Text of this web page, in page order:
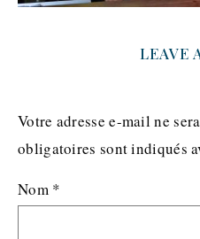
LEAVE
Votre adresse e-mail ne
obligatoires sont indiqués
Nom *